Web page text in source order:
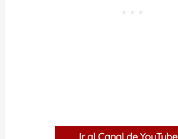
Ir al Canal de YouTube